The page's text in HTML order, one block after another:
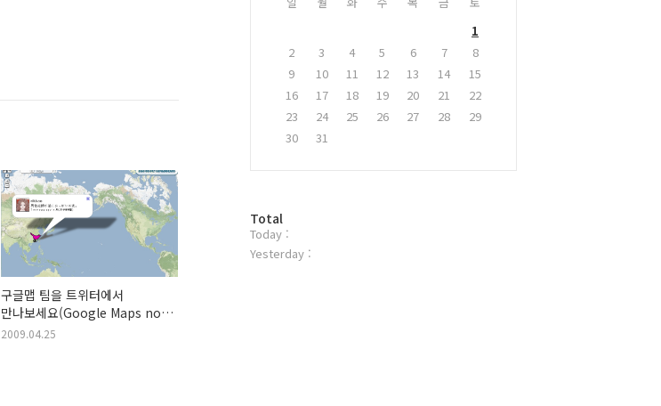
구글맵 팀을 트위터에서
만나보세요(Google Maps now
on Twitter!)
2009.04.25
1
2
3 4 5 6 7
8
9
10 11 12 13 14
15
16
17 18 19 20 21
22
23
24 25 26 27 28
29
30
31
방
문
자
Total
Today :
Yesterday :